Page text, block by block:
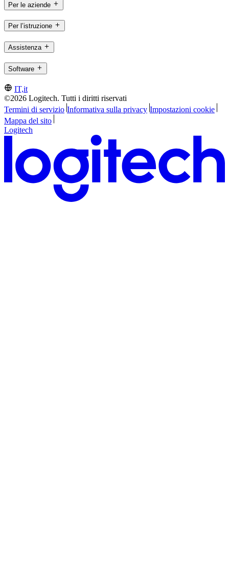
Per le aziende
Per l’istruzione
Assistenza
Software
IT,it
©2026 Logitech. Tutti i diritti riservati
Termini di servizio Informativa sulla privacy Impostazioni cookie
Mappa del sito
Logitech